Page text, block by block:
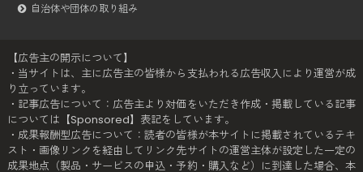
自治体や団体の取り組み
【広告主の開示について】
・当サイトは、主に広告主の皆様から支払われる広告収入により運営が成
り立っています。
・記事広告について：広告主より対価をいただき作成・掲載している記事
については【Sponsored】表記をしています。
・成果報酬型広告について：読者の皆様が本サイトに掲載されているテキ
スト・画像リンクを経由してリンク先サイトの運営主体が設定した一定の
成果地点（製品・サービスの申込・予約・購入など）に到達した場合、本